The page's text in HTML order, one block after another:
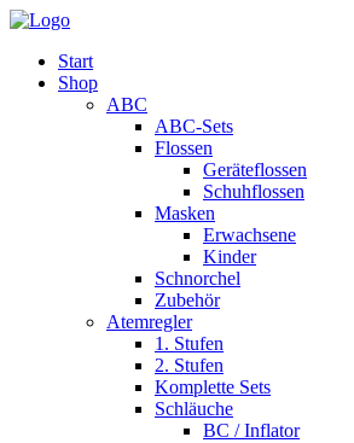
Start
Shop
ABC
ABC-Sets
Flossen
Geräteflossen
Schuhflossen
Masken
Erwachsene
Kinder
Schnorchel
Zubehör
Atemregler
1. Stufen
2. Stufen
Komplette Sets
Schläuche
BC / Inflator